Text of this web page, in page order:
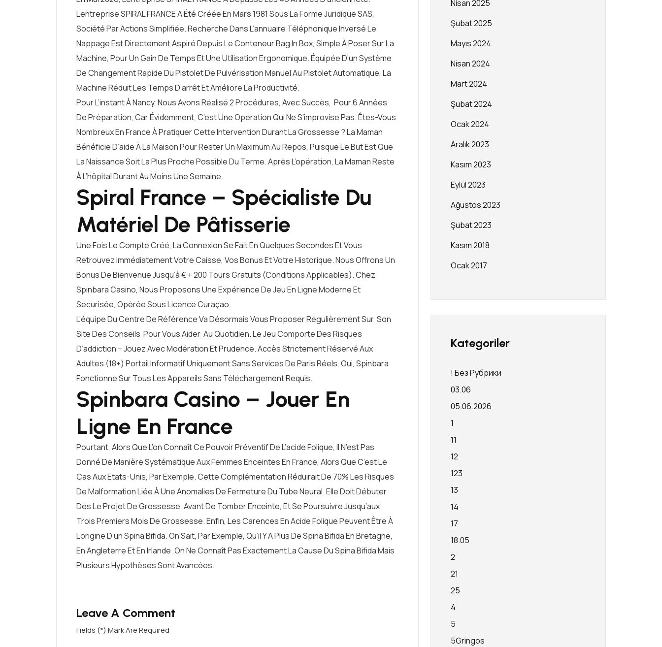
L’entreprise SPIRAL FRANCE A Été Créée En Mars 1981 Sous La Forme Juridique SAS,
Société Par Actions Simplifiée. Recherche Dans L’annuaire Téléphonique Inversé Le
Nappage Est Directement Aspiré Depuis Le Conteneur Bag In Box, Simple À Poser Sur La
Machine, Pour Un Gain De Temps Et Une Utilisation Ergonomique. Équipée D’un Système
De Changement Rapide Du Pistolet De Pulvérisation Manuel Au Pistolet Automatique, La
Machine Réduit Les Temps D’arrêt Et Améliore La Productivité.
Pour L’instant À Nancy, Nous Avons Réalisé 2 Procédures, Avec Succès, Pour 6 Années
De Préparation, Car Évidemment, C’est Une Opération Qui Ne S’improvise Pas. Êtes-Vous
Nombreux En France À Pratiquer Cette Intervention Durant La Grossesse ? La Maman
Bénéficie D’aide À La Maison Pour Rester Un Maximum Au Repos, Puisque Le But Est Que
La Naissance Soit La Plus Proche Possible Du Terme. Après L’opération, La Maman Reste
À L’hôpital Durant Au Moins Une Semaine.
Spiral France – Spécialiste Du
Matériel De Pâtisserie
Une Fois Le Compte Créé, La Connexion Se Fait En Quelques Secondes Et Vous
Retrouvez Immédiatement Votre Caisse, Vos Bonus Et Votre Historique. Nous Offrons Un
Bonus De Bienvenue Jusqu’à € + 200 Tours Gratuits (conditions Applicables). Chez
Spinbara Casino, Nous Proposons Une Expérience De Jeu En Ligne Moderne Et
Sécurisée, Opérée Sous Licence Curaçao.
L’équipe Du Centre De Référence Va Désormais Vous Proposer Régulièrement Sur Son
Site Des Conseils Pour Vous Aider Au Quotidien. Le Jeu Comporte Des Risques
D’addiction – Jouez Avec Modération Et Prudence. Accès Strictement Réservé Aux
Adultes (18+) Portail Informatif Uniquement Sans Services De Paris Réels. Oui, Spinbara
Fonctionne Sur Tous Les Appareils Sans Téléchargement Requis.
Spinbara Casino – Jouer En
Ligne En France
Pourtant, Alors Que L’on Connaît Ce Pouvoir Préventif De L’acide Folique, Il N’est Pas
Donné De Manière Systématique Aux Femmes Enceintes En France, Alors Que C’est Le
Cas Aux Etats-Unis, Par Exemple. Cette Complémentation Réduirait De 70% Les Risques
De Malformation Liée À Une Anomalies De Fermeture Du Tube Neural. Elle Doit Débuter
Dès Le Projet De Grossesse, Avant De Tomber Enceinte, Et Se Poursuivre Jusqu’aux
Trois Premiers Mois De Grossesse. Enfin, Les Carences En Acide Folique Peuvent Être À
L’origine D’un Spina Bifida. On Sait, Par Exemple, Qu’il Y A Plus De Spina Bifida En Bretagne,
En Angleterre Et En Irlande. On Ne Connaît Pas Exactement La Cause Du Spina Bifida Mais
Plusieurs Hypothèses Sont Avancées.
Leave A Comment
Fields (*) Mark Are Required
Nisan 2025
Şubat 2025
Mayıs 2024
Nisan 2024
Mart 2024
Şubat 2024
Ocak 2024
Aralık 2023
Kasım 2023
Eylül 2023
Ağustos 2023
Şubat 2023
Kasım 2018
Ocak 2017
Kategoriler
! Без Рубрики
03.06
05.06.2026
1
11
12
123
13
14
17
18.05
2
21
25
4
5
5Gringos